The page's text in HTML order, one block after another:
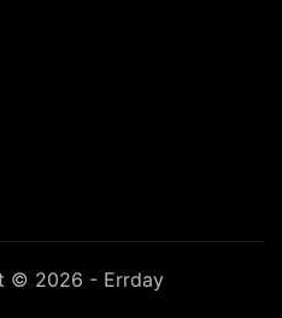
maken? | Brthmrk
© 2026 - Errday